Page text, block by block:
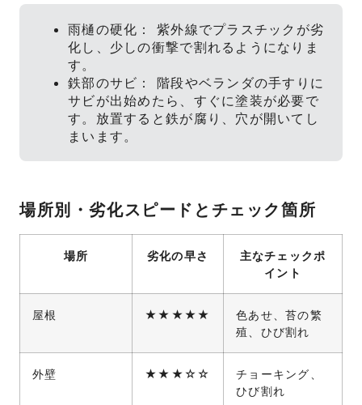
雨樋の硬化： 紫外線でプラスチックが劣
化し、少しの衝撃で割れるようになりま
す。
鉄部のサビ： 階段やベランダの手すりに
サビが出始めたら、すぐに塗装が必要で
す。放置すると鉄が腐り、穴が開いてし
まいます。
場所別・劣化スピードとチェック箇所
場所 劣化の早さ
主なチェックポ
イント
屋根 ★★★★★
色あせ、苔の繁
殖、ひび割れ
外壁 ★★★☆☆
チョーキング、
ひび割れ